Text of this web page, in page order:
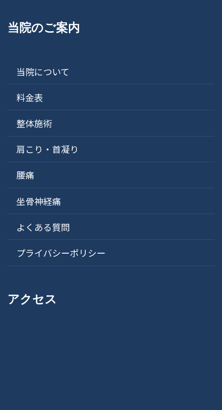
当院のご案内
当院について
料金表
整体施術
肩こり・首凝り
腰痛
坐骨神経痛
よくある質問
プライバシーポリシー
アクセス